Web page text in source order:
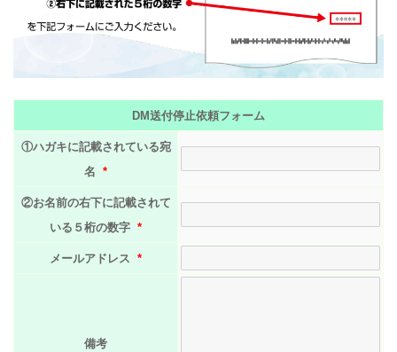
DM送付停止依頼フォーム
①ハガキに記載されている宛
名 *
②お名前の右下に記載されて
いる５桁の数字 *
メールアドレス *
備考